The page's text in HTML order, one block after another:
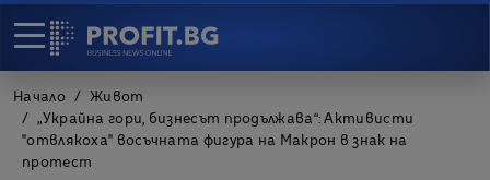
Начало
Живот
„Украйна гори, бизнесът продължава“: Активисти
"отвлякоха" восъчната фигура на Макрон в знак на
протест